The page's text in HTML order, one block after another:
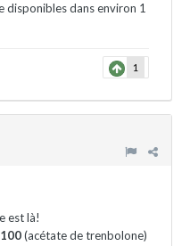
disponibles dans environ 1
1
est là!
(acétate de trenbolone)